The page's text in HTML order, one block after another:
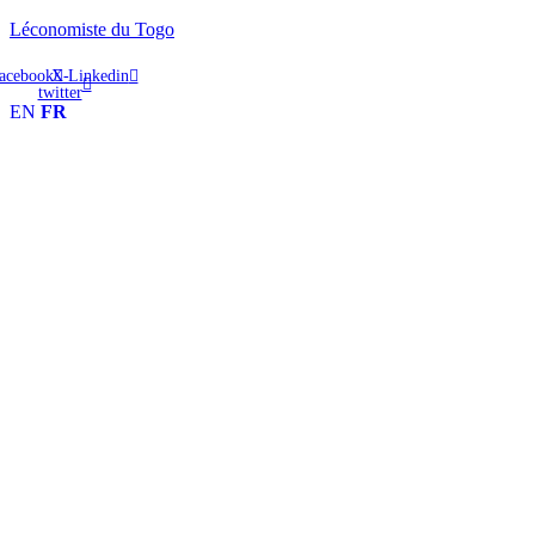
Léconomiste du Togo
X-
twitter
Linkedin
EN FR